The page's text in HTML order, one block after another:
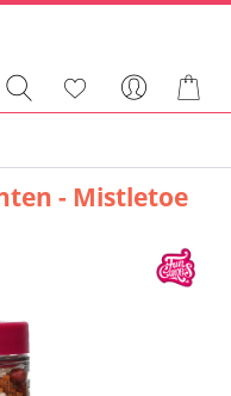
- Mistletoe